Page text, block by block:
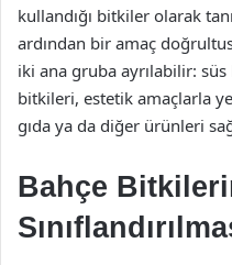
kullandığı bitkiler olarak
ardından bir amaç
iki ana gruba ayrılabilir:
bitkileri, estetik amaçlarla
gıda ya da diğer ürünleri
Bahçe